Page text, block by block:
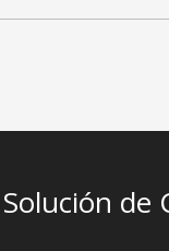
Solución de